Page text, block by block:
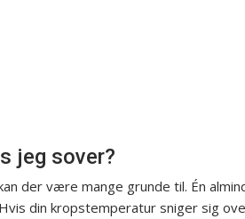
jeg sover?
der være mange grunde til. Én
din kropstemperatur sniger sig